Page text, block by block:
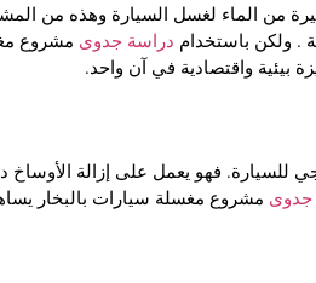
من الماء لغسل السيارة وهذه من
. ولكن باستخدام دراسة جدوى مشروع
بيئية واقتصادية في آن واحد.
للسيارة. فهو يعمل على إزالة
جدوى مشروع مغسلة سيارات بالبخار